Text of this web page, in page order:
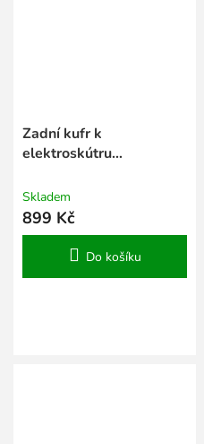
Zadní kufr k
elektroskútru
BABETA®, zelený
Skladem
899 Kč
Do košíku